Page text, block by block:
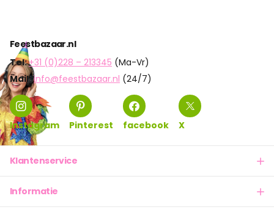
Feestbazaar.nl
Tel:+31 (0)228 – 213345 (Ma-Vr)
Mail: info@feestbazaar.nl (24/7)
Instagram Pinterest facebook X
Klantenservice
Informatie